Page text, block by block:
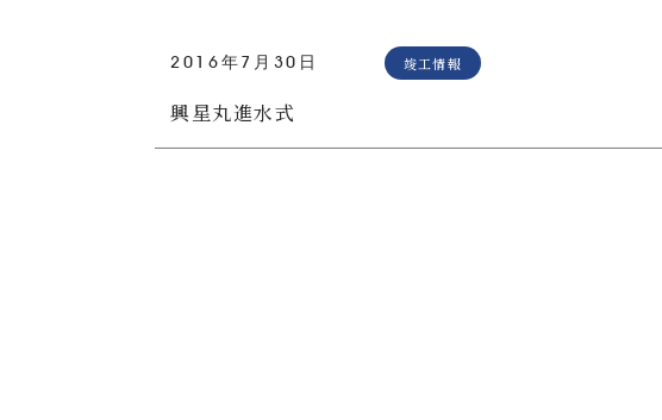
2016年7月30日 竣工情報
興星丸進水式